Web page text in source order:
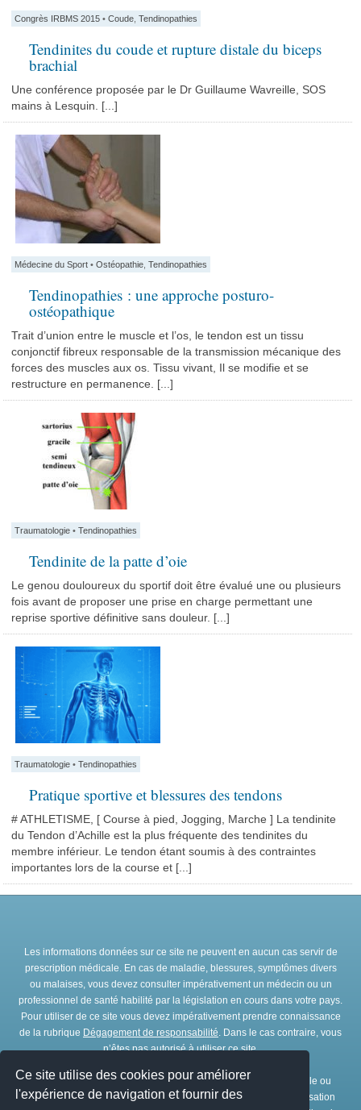
Ce site utilise des cookies pour améliorer
l'expérience de navigation et fournir des
Congrès IRBMS 2015 •Coude,Tendinopathies
Tendinites du coude et rupture distale du biceps
brachial
Une conférence proposée par le Dr Guillaume Wavreille, SOS
mains à Lesquin. [...]
Médecine du Sport •Ostéopathie,Tendinopathies
Tendinopathies : une approche posturo-
ostéopathique
Trait d’union entre le muscle et l’os, le tendon est un tissu
conjonctif fibreux responsable de la transmission mécanique des
forces des muscles aux os. Tissu vivant, Il se modifie et se
restructure en permanence. [...]
Traumatologie •Tendinopathies
Tendinite de la patte d’oie
Le genou douloureux du sportif doit être évalué une ou plusieurs
fois avant de proposer une prise en charge permettant une
reprise sportive définitive sans douleur. [...]
Traumatologie •Tendinopathies
Pratique sportive et blessures des tendons
# ATHLETISME, [ Course à pied, Jogging, Marche ] La tendinite
du Tendon d’Achille est la plus fréquente des tendinites du
membre inférieur. Le tendon étant soumis à des contraintes
importantes lors de la course et [...]
Les informations données sur ce site ne peuvent en aucun cas servir de
prescription médicale. En cas de maladie, blessures, symptômes divers
ou malaises, vous devez consulter impérativement un médecin ou un
professionnel de santé habilité par la législation en cours dans votre pays.
Pour utiliser de ce site vous devez impérativement prendre connaissance
de la rubrique Dégagement de responsabilité. Dans le cas contraire, vous
n’êtes pas autorisé à utiliser ce site.
Toute représentation et/ou reproduction et/ou exploitation partielle ou
totale de ce site, par quelques procédés que ce soit, sans l’autorisation